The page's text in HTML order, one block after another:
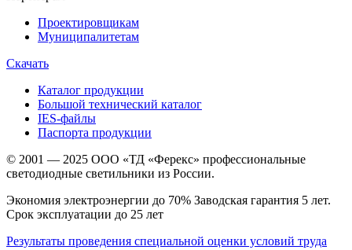
Проектировщикам
Муниципалитетам
Скачать
Каталог продукции
Большой технический каталог
IES-файлы
Паспорта продукции
© 2001 — 2025 ООО «ТД «Ферекс» профессиональные
светодиодные светильники из России.
Экономия электроэнергии до 70% Заводская гарантия 5 лет.
Срок эксплуатации до 25 лет
Результаты проведения специальной оценки условий труда